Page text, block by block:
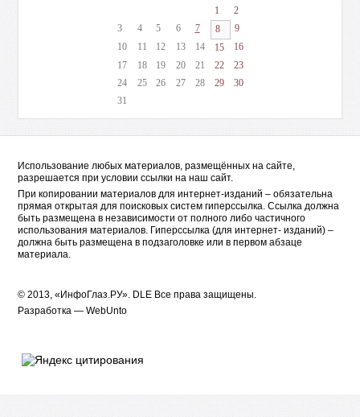
1
2
3
4 5 6 7 8
9
10
11 12 13 14 15
16
17
18 19 20 21 22
23
24
25 26 27 28 29
30
31
Использование любых материалов, размещённых на сайте,
разрешается при условии ссылки на наш сайт.
При копировании материалов для интернет-изданий – обязательна
прямая открытая для поисковых систем гиперссылка. Ссылка должна
быть размещена в независимости от полного либо частичного
использования материалов. Гиперссылка (для интернет- изданий) –
должна быть размещена в подзаголовке или в первом абзаце
материала.
© 2013, «ИнфоГлаз.РУ». DLE Все права защищены.
Разработка —WebUnto